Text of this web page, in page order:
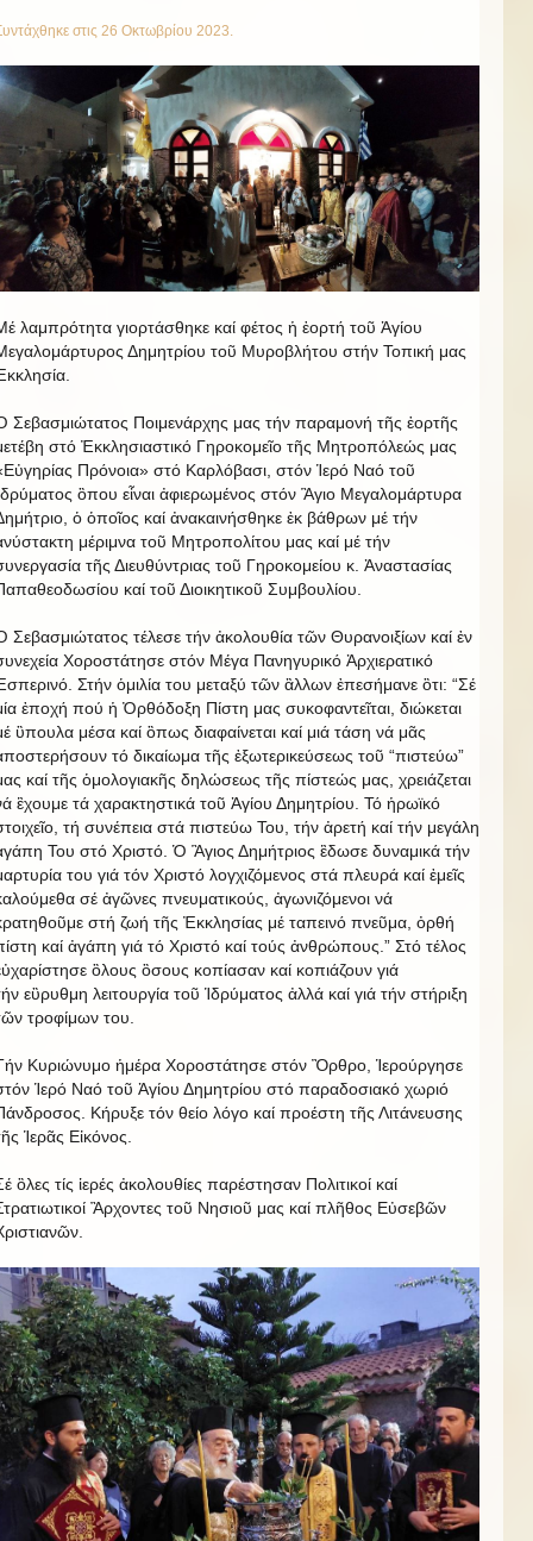
στις 26 Οκτωβρίου 2023
λαμπρότητα γιορτάσθηκε καί φέτος ἡ ἑορτή τοῦ Ἁγίου
Δημητρίου τοῦ Μυροβλήτου στήν Τοπική μας
Σεβασμιώτατος Ποιμενάρχης μας τήν παραμονή τῆς ἑορτῆς
στό Ἐκκλησιαστικό Γηροκομεῖο τῆς Μητροπόλεώς μας
Πρόνοια» στό Καρλόβασι, στόν Ἱερό Ναό τοῦ
ὃπου εἶναι ἀφιερωμένος στόν Ἃγιο Μεγαλομάρτυρα
ὁ ὁποῖος καί ἀνακαινήσθηκε ἐκ βάθρων μέ τήν
μέριμνα τοῦ Μητροπολίτου μας καί μέ τήν
τῆς Διευθύντριας τοῦ Γηροκομείου κ. Ἀναστασίας
καί τοῦ Διοικητικοῦ Συμβουλίου.
Σεβασμιώτατος τέλεσε τήν ἀκολουθία τῶν Θυρανοιξίων καί ἐν
Χοροστάτησε στόν Μέγα Πανηγυρικό Ἀρχιερατικό
Στήν ὁμιλία του μεταξύ τῶν ἂλλων ἐπεσήμανε ὃτι: “Σέ
ἐποχή πού ἡ Ὀρθόδοξη Πίστη μας συκοφαντεῖται, διώκεται
ὓπουλα μέσα καί ὃπως διαφαίνεται καί μιά τάση νά μᾶς
τό δικαίωμα τῆς ἐξωτερικεύσεως τοῦ “πιστεύω”
καί τῆς ὁμολογιακῆς δηλώσεως τῆς πίστεώς μας, χρειάζεται
ἒχουμε τά χαρακτηστικά τοῦ Ἁγίου Δημητρίου. Τό ἡρωϊκό
τή συνέπεια στά πιστεύω Του, τήν ἀρετή καί τήν μεγάλη
Του στό Χριστό. Ὁ Ἃγιος Δημήτριος ἒδωσε δυναμικά τήν
του γιά τόν Χριστό λογχιζόμενος στά πλευρά καί ἐμεῖς
σέ ἀγῶνες πνευματικούς, ἀγωνιζόμενοι νά
στή ζωή τῆς Ἐκκλησίας μέ ταπεινό πνεῦμα, ὀρθή
καί ἀγάπη γιά τό Χριστό καί τούς ἀνθρώπους.” Στό τέλος
ὃλους ὃσους κοπίασαν καί κοπιάζουν γιά
εὒρυθμη λειτουργία τοῦ Ἱδρύματος ἀλλά καί γιά τήν στήριξη
τροφίμων του.
Κυριώνυμο ἡμέρα Χοροστάτησε στόν Ὂρθρο, Ἱερούργησε
Ἱερό Ναό τοῦ Ἁγίου Δημητρίου στό παραδοσιακό χωριό
Κήρυξε τόν θείο λόγο καί προέστη τῆς Λιτάνευσης
Ἱερᾶς Εἰκόνος.
ὃλες τίς ἱερές ἀκολουθίες παρέστησαν Πολιτικοί καί
Ἂρχοντες τοῦ Νησιοῦ μας καί πλῆθος Εὐσεβῶν